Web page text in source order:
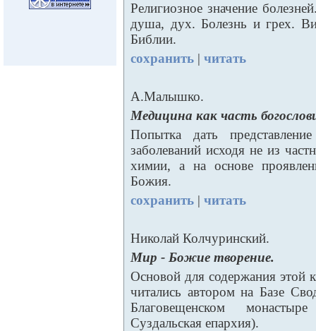
Религиозное значение
душа, дух. Болезнь и грех.
Библии.
сохранить | читать
А.Малышко.
Медицина как часть
Попытка дать
заболеваний исходя не из
химии, а на основе
Божия.
сохранить | читать
Николай Колчуринский.
Мир - Божие творение.
Основой для содержания этой
читались автором на Базе
Благовещенском
Суздальская епархия).